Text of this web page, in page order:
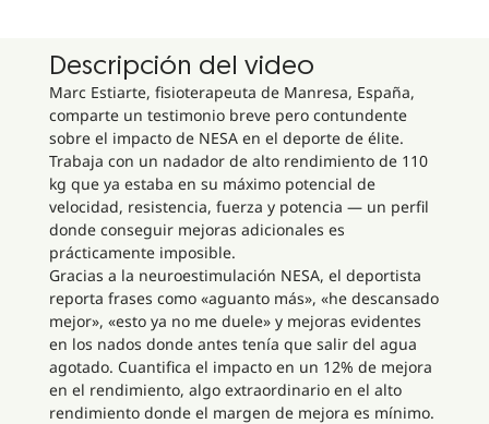
Descripción del video
Marc Estiarte, fisioterapeuta de Manresa, España,
comparte un testimonio breve pero contundente
sobre el impacto de NESA en el deporte de élite.
Trabaja con un nadador de alto rendimiento de 110
kg que ya estaba en su máximo potencial de
velocidad, resistencia, fuerza y potencia — un perfil
donde conseguir mejoras adicionales es
prácticamente imposible.
Gracias a la neuroestimulación NESA, el deportista
reporta frases como «aguanto más», «he descansado
mejor», «esto ya no me duele» y mejoras evidentes
en los nados donde antes tenía que salir del agua
agotado. Cuantifica el impacto en un 12% de mejora
en el rendimiento, algo extraordinario en el alto
rendimiento donde el margen de mejora es mínimo.